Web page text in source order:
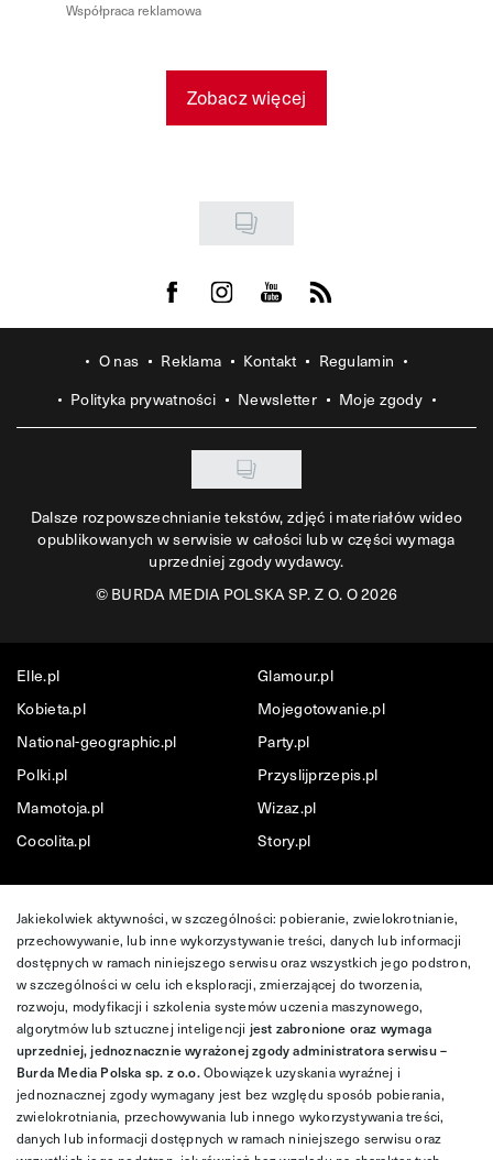
Współpraca reklamowa
Zobacz więcej
Visit us on Facebook
Visit us on Instagram
Visit us on Youtube
Visit us on Rss
O nas Reklama Kontakt
Regulamin
Polityka prywatności
Newsletter Moje zgody
Dalsze rozpowszechnianie tekstów, zdjęć i materiałów wideo
opublikowanych w serwisie w całości lub w części wymaga
uprzedniej zgody wydawcy.
©BURDA MEDIA POLSKA SP. Z O. O 2026
Elle.pl
Glamour.pl
Kobieta.pl
Mojegotowanie.pl
National-geographic.pl
Party.pl
Polki.pl
Przyslijprzepis.pl
Mamotoja.pl
Wizaz.pl
Cocolita.pl
Story.pl
Jakiekolwiek aktywności, w szczególności: pobieranie, zwielokrotnianie,
przechowywanie, lub inne wykorzystywanie treści, danych lub informacji
dostępnych w ramach niniejszego serwisu oraz wszystkich jego podstron,
w szczególności w celu ich eksploracji, zmierzającej do tworzenia,
rozwoju, modyfikacji i szkolenia systemów uczenia maszynowego,
algorytmów lub sztucznej inteligencji jest zabronione oraz wymaga
uprzedniej, jednoznacznie wyrażonej zgody administratora serwisu –
Burda Media Polska sp. z o.o.Obowiązek uzyskania wyraźnej i
jednoznacznej zgody wymagany jest bez względu sposób pobierania,
zwielokrotniania, przechowywania lub innego wykorzystywania treści,
danych lub informacji dostępnych w ramach niniejszego serwisu oraz